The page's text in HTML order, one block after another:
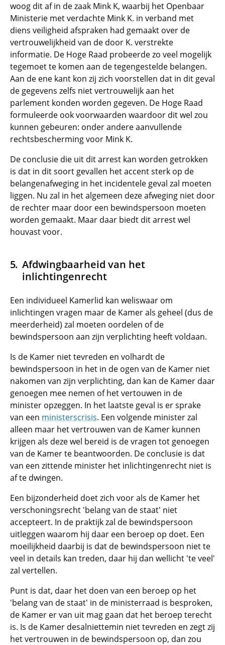
woog dit af in de zaak Mink K, waarbij het Openbaar
Ministerie met verdachte Mink K. in verband met
diens veiligheid afspraken had gemaakt over de
vertrouwelijkheid van de door K. verstrekte
informatie. De Hoge Raad probeerde zo veel mogelijk
tegemoet te komen aan de tegengestelde belangen.
Aan de ene kant kon zij zich voorstellen dat in dit geval
de gegevens zelfs niet vertrouwelijk aan het
parlement konden worden gegeven. De Hoge Raad
formuleerde ook voorwaarden waardoor dit wel zou
kunnen gebeuren: onder andere aanvullende
rechtsbescherming voor Mink K.
De conclusie die uit dit arrest kan worden getrokken
is dat in dit soort gevallen het accent sterk op de
belangenafweging in het incidentele geval zal moeten
liggen. Nu zal in het algemeen deze afweging niet door
de rechter maar door een bewindspersoon moeten
worden gemaakt. Maar daar biedt dit arrest wel
houvast voor.
Afdwingbaarheid van het
inlichtingenrecht
Een individueel Kamerlid kan weliswaar om
inlichtingen vragen maar de Kamer als geheel (dus de
meerderheid) zal moeten oordelen of de
bewindspersoon aan zijn verplichting heeft voldaan.
Is de Kamer niet tevreden en volhardt de
bewindspersoon in het in de ogen van de Kamer niet
nakomen van zijn verplichting, dan kan de Kamer daar
genoegen mee nemen of het vertouwen in de
minister opzeggen. In het laatste geval is er sprake
van een ministerscrisis. Een volgende minister zal
alleen maar het vertrouwen van de Kamer kunnen
krijgen als deze wel bereid is de vragen tot genoegen
van de Kamer te beantwoorden. De conclusie is dat
van een zittende minister het inlichtingenrecht niet is
af te dwingen.
Een bijzonderheid doet zich voor als de Kamer het
verschoningsrecht 'belang van de staat' niet
accepteert. In de praktijk zal de bewindspersoon
uitleggen waarom hij daar een beroep op doet. Een
moeilijkheid daarbij is dat de bewindspersoon niet te
veel in details kan treden, daar hij dan wellicht 'te veel'
zal vertellen.
Punt is dat, daar het doen van een beroep op het
'belang van de staat' in de ministerraad is besproken,
de Kamer er van uit mag gaan dat het beroep terecht
is. Is de Kamer desalniettemin niet tevreden en zegt zij
het vertrouwen in de bewindspersoon op, dan zou